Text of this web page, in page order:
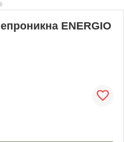
ENERGIO